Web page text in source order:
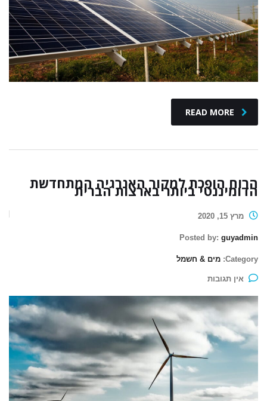
READ MORE
הרוח הופכת למקור האנרגיה המתחדשת
הדומיננטי ביותר בארצות הברית
מרץ 15, 2020
Posted by: guyadmin
Category: מים & חשמל
אין תגובות